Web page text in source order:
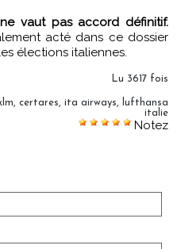
vaut pas accord définitif.
acté dans ce dossier
élections italiennes.
Lu 3617 fois
, certares, ita airways,
lufthansa
italie
Notez